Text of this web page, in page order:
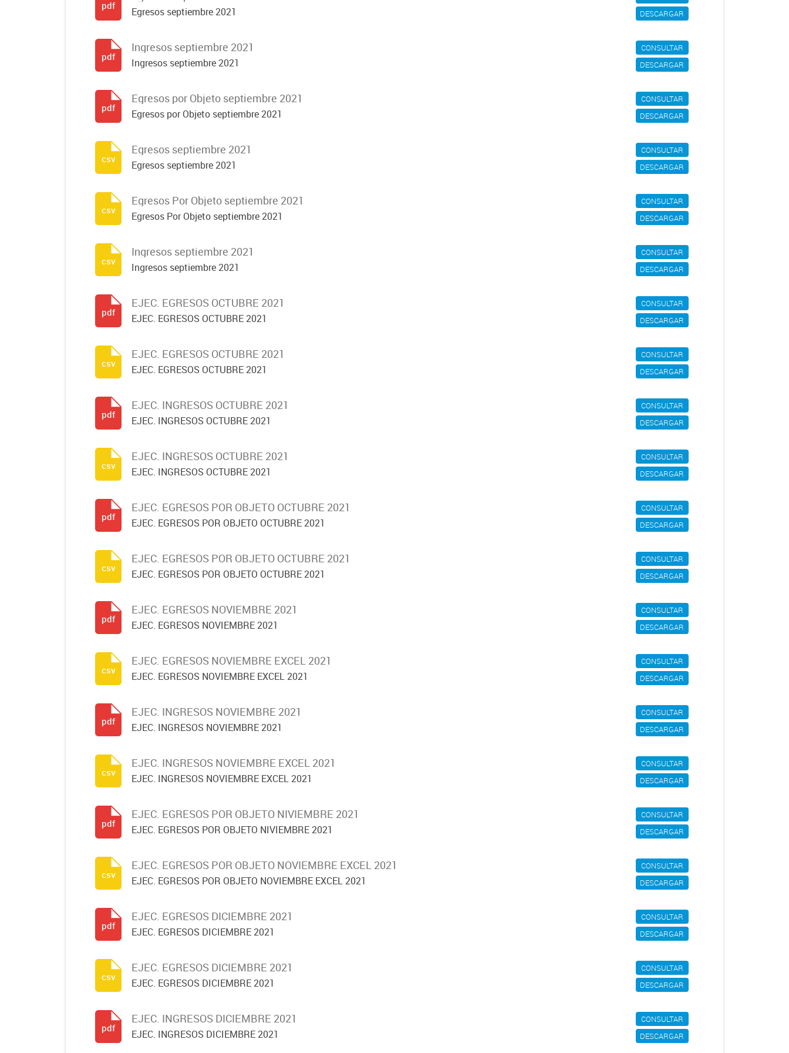
DESCARGAR
Egresos septiembre 2021
pdf
CONSULTAR
DESCARGAR
Ingresos septiembre 2021
Ingresos septiembre 2021
pdf
CONSULTAR
DESCARGAR
Egresos por Objeto septiembre 2021
Egresos por Objeto septiembre 2021
pdf
CONSULTAR
DESCARGAR
Egresos septiembre 2021
Egresos septiembre 2021
csv
CONSULTAR
DESCARGAR
Egresos Por Objeto septiembre 2021
Egresos Por Objeto septiembre 2021
csv
CONSULTAR
DESCARGAR
Ingresos septiembre 2021
Ingresos septiembre 2021
csv
CONSULTAR
DESCARGAR
EJEC. EGRESOS OCTUBRE 2021
EJEC. EGRESOS OCTUBRE 2021
pdf
CONSULTAR
DESCARGAR
EJEC. EGRESOS OCTUBRE 2021
EJEC. EGRESOS OCTUBRE 2021
csv
CONSULTAR
DESCARGAR
EJEC. INGRESOS OCTUBRE 2021
EJEC. INGRESOS OCTUBRE 2021
pdf
CONSULTAR
DESCARGAR
EJEC. INGRESOS OCTUBRE 2021
EJEC. INGRESOS OCTUBRE 2021
csv
CONSULTAR
DESCARGAR
EJEC. EGRESOS POR OBJETO OCTUBRE 2021
EJEC. EGRESOS POR OBJETO OCTUBRE 2021
pdf
CONSULTAR
DESCARGAR
EJEC. EGRESOS POR OBJETO OCTUBRE 2021
EJEC. EGRESOS POR OBJETO OCTUBRE 2021
csv
CONSULTAR
DESCARGAR
EJEC. EGRESOS NOVIEMBRE 2021
EJEC. EGRESOS NOVIEMBRE 2021
pdf
CONSULTAR
DESCARGAR
EJEC. EGRESOS NOVIEMBRE EXCEL 2021
EJEC. EGRESOS NOVIEMBRE EXCEL 2021
csv
CONSULTAR
DESCARGAR
EJEC. INGRESOS NOVIEMBRE 2021
EJEC. INGRESOS NOVIEMBRE 2021
pdf
CONSULTAR
DESCARGAR
EJEC. INGRESOS NOVIEMBRE EXCEL 2021
EJEC. INGRESOS NOVIEMBRE EXCEL 2021
csv
CONSULTAR
DESCARGAR
EJEC. EGRESOS POR OBJETO NIVIEMBRE 2021
EJEC. EGRESOS POR OBJETO NIVIEMBRE 2021
pdf
CONSULTAR
DESCARGAR
EJEC. EGRESOS POR OBJETO NOVIEMBRE EXCEL 2021
EJEC. EGRESOS POR OBJETO NOVIEMBRE EXCEL 2021
csv
CONSULTAR
DESCARGAR
EJEC. EGRESOS DICIEMBRE 2021
EJEC. EGRESOS DICIEMBRE 2021
pdf
CONSULTAR
DESCARGAR
EJEC. EGRESOS DICIEMBRE 2021
EJEC. EGRESOS DICIEMBRE 2021
csv
CONSULTAR
DESCARGAR
EJEC. INGRESOS DICIEMBRE 2021
EJEC. INGRESOS DICIEMBRE 2021
pdf